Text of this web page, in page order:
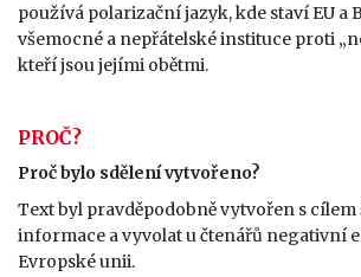
používá polarizační jazyk, kde staví EU a
všemocné a nepřátelské instituce proti
kteří jsou jejími obětmi.
PROČ?
Proč bylo sdělení vytvořeno?
Text byl pravděpodobně vytvořen s
informace a vyvolat u čtenářů negativní
Evropské unii.